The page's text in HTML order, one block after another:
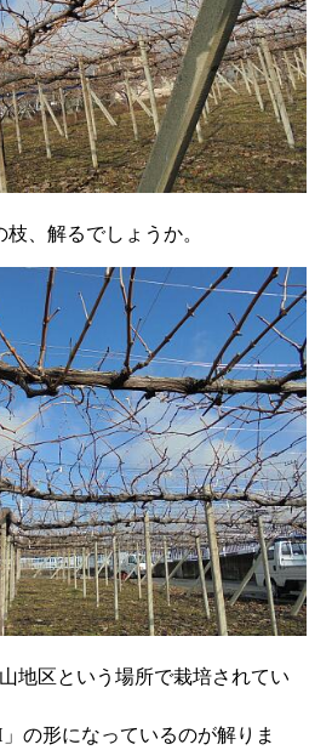
、解るでしょうか。
地区という場所で栽培されてい
の形になっているのが解りま